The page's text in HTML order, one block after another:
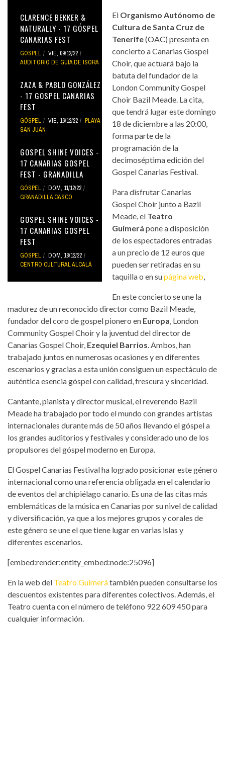
CLARENCE BEKKER &
NATURALLY - 17 GÓSPEL
CANARIAS FEST
GÓSPEL
VIE, 09/12/22
AUDITORIO DE GUÍA DE ISORA
ZAZA & PABLO GONZÁLEZ
- 17 GOSPEL CANARIAS
FEST
GÓSPEL VIE, 16/12/22
PLAYA
SAN JUAN
GOSPEL SHINE VOICES -
17 CANARIAS GOSPEL
FEST - GRANADILLA
GÓSPEL
DOM, 11/12/22
GRANADILLA CASCO
GOSPEL SHINE VOICES -
17 CANARIAS GOSPEL
FEST
GÓSPEL
DOM, 18/12/22
CENTRO CULTURAL ALCALÁ
El Organismo Autónomo de
Cultura de Santa Cruz de
Tenerife(OAC) presenta en
concierto a Canarias Gospel
Choir, que actuará bajo la
batuta del fundador de la
London Community Gospel
Choir Bazil Meade. La cita,
que tendrá lugar este domingo
18 de diciembre a las 20:00,
forma parte de la
programación de la
decimoséptima edición del
Gospel Canarias Festival.
Para disfrutar Canarias
Gospel Choir junto a Bazil
Meade, el Teatro
Guimerá pone a disposición
de los espectadores entradas
a un precio de 12 euros que
pueden ser retiradas en su
taquilla o en supágina web,
En este concierto se une la
madurez de un reconocido director como Bazil Meade,
fundador del coro de gospel pionero en Europa, London
Community Gospel Choir y la juventud del director de
Canarias Gospel Choir, Ezequiel Barrios. Ambos, han
trabajado juntos en numerosas ocasiones y en diferentes
escenarios y gracias a esta unión consiguen un espectáculo de
auténtica esencia góspel con calidad, frescura y sinceridad.
Cantante, pianista y director musical, el reverendo Bazil
Meade ha trabajado por todo el mundo con grandes artistas
internacionales durante más de 50 años llevando el góspel a
los grandes auditorios y festivales y considerado uno de los
propulsores del góspel moderno en Europa.
El Gospel Canarias Festival ha logrado posicionar este género
internacional como una referencia obligada en el calendario
de eventos del archipiélago canario. Es una de las citas más
emblemáticas de la música en Canarias por su nivel de calidad
y diversificación, ya que a los mejores grupos y corales de
este género se une el que tiene lugar en varias islas y
diferentes escenarios.
[embed:render:entity_embed:node:25096]
En la web del Teatro Guimerátambién pueden consultarse los
descuentos existentes para diferentes colectivos. Además, el
Teatro cuenta con el número de teléfono 922 609 450 para
cualquier información.